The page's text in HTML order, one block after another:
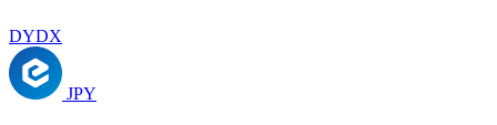
DYDX
JPY